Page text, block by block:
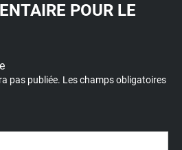
POUR LE
pas publiée. Les champs obligatoires